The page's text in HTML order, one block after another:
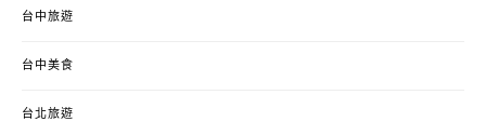
台中旅遊
台中美食
台北旅遊